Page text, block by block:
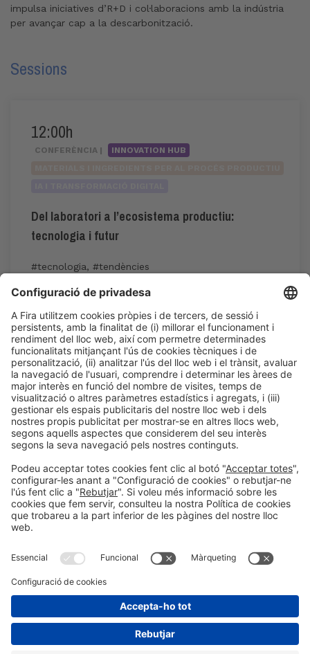
impulsa iniciatives d’R+D i col·laboracions amb la indústria
per avançar cap a la descarbonització.
Sessions
12:00h
CONFERÈNCIA |
INNOVATION HUB
Del laboratori a l’ecosistema productiu:
tecnologia i futur
#tecnologia, #tendències
Dj 4
Innovation Hub Area - Stand Acció
Accés públic
LLegir més
#EXPOQUIMIA2026
a les xarxes socials